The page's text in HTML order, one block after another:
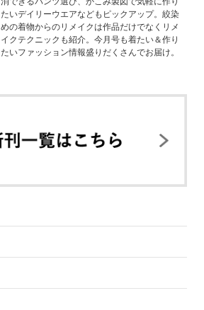
たいデイリーウエアなどもピックアップ。絞染
めの着物からのリメイクは作品だけでなくリメ
イクテクニックも紹介。今月号も着たい＆作り
たいファッション情報盛りだくさんでお届け。